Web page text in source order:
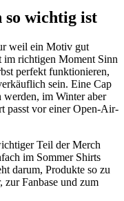
so wichtig ist
weil ein Motiv gut
im richtigen Moment Sinn
perfekt funktionieren,
sein. Eine Cap
werden, im Winter aber
passt vor einer Open-Air-
Teil der Merch
im Sommer Shirts
darum, Produkte so zu
zur Fanbase und zum